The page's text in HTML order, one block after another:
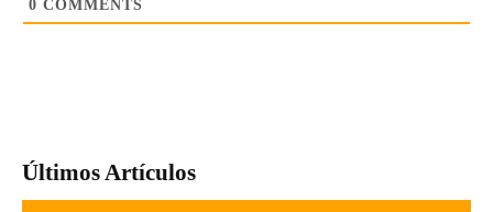
0 COMMENTS
Últimos Artículos